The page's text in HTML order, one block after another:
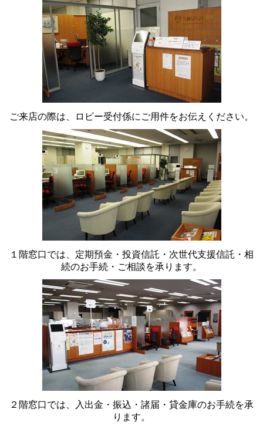
ご来店の際は、ロビー受付係にご用件をお伝えください。
１階窓口では、定期預金・投資信託・次世代支援信託・相
続のお手続・ご相談を承ります。
２階窓口では、入出金・振込・諸届・貸金庫のお手続を承
ります。